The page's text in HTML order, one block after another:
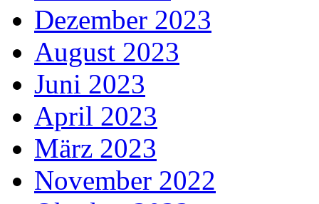
Dezember 2023
August 2023
Juni 2023
April 2023
März 2023
November 2022